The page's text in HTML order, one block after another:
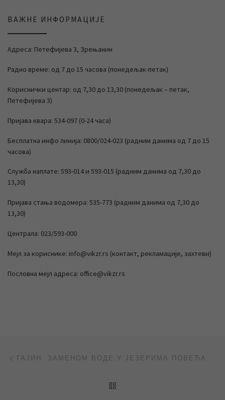
ВАЖНЕ ИНФОРМАЦИЈЕ
Адреса: Петефијева 3, Зрењанин
Радно време: од 7 до 15 часова (понедељак-петак)
Кориснички центар: од 7,30 до 13,30 (понедељак – петак,
Петефијева 3)
Пријава квара: 534-097 (0-24 часа)
Бесплатна инфо линија: 0800/024-023 (радним данима од 7 до 15
часова)
Служба наплате: 593-014 и 593-015 (радним данима од 7,30 до
13,30)
Пријава стања водомера: 535-773 (радним данима од 7,30 до
13,30)
Централа: 023/593-000
Мејл за кориснике: info@vikzr.rs (контакт, рекламације, захтеви)
Пословна мејл адреса: office@vikzr.rs
Post navigation ГАЈИН: ЗАМЕНОМ ВОДЕ У ЈЕЗЕРИМА ПОВЕЋАВАМО ЊЕН КВАЛИТЕТ (ВИДЕО – РТВ САНТОС, РТВ ВОЈВОДИНА, РТС)